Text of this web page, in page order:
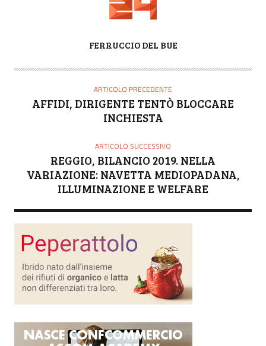
T
FERRUCCIO DEL BUE
ARTICOLO PRECEDENTE
AFFIDI, DIRIGENTE TENTÒ BLOCCARE
INCHIESTA
ARTICOLO SUCCESSIVO
REGGIO, BILANCIO 2019. NELLA
VARIAZIONE: NAVETTA MEDIOPADANA,
ILLUMINAZIONE E WELFARE